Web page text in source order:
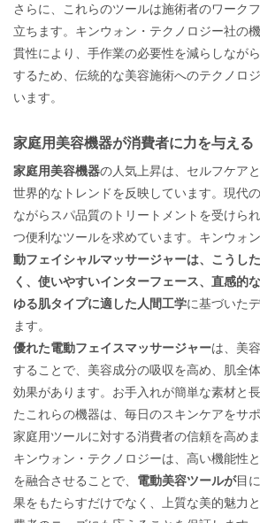
さらに、これらのツールは施術者のワーク
立ちます。キンウォン・テクノロジー社の
貫性により、手作業の必要性を減らしなが
するため、伝統的な美容施術へのテクノロ
います。
家庭用美容機器が消費者に力を与える
家庭用美容機器の人気上昇は、セルフケア
世界的なトレンドを反映しています。現代
ながらスパ品質のトリートメントを受けら
つ便利なツールを求めています。キンウォ
動フェイシャルマッサージャーは、こうし
く、使いやすいインターフェース、直感的
ゆる肌タイプに適した人間工学に基づいた
ます。
優れた電動フェイスマッサージャーは、美
することで、美容成分の吸収を高め、肌全
効果があります。お手入れが簡単な素材と
たこれらの機器は、毎日のスキンケアをサ
家庭用ツールに対する消費者の信頼を高めま
キンウォン・テクノロジーは、高い機能性
を融合させることで、 電動美容ツールが目
果をもたらすだけでなく、上質な美的魅力